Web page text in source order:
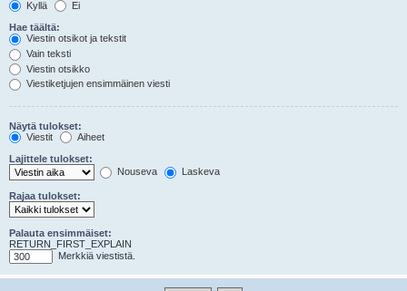
Kyllä
Ei
Hae täältä:
Viestin otsikot ja tekstit
Vain teksti
Viestin otsikko
Viestiketjujen ensimmäinen viesti
Näytä tulokset:
Viestit
Aiheet
Lajittele tulokset:
Nouseva
Laskeva
Rajaa tulokset:
Palauta ensimmäiset:
RETURN_FIRST_EXPLAIN
Merkkiä viestistä.